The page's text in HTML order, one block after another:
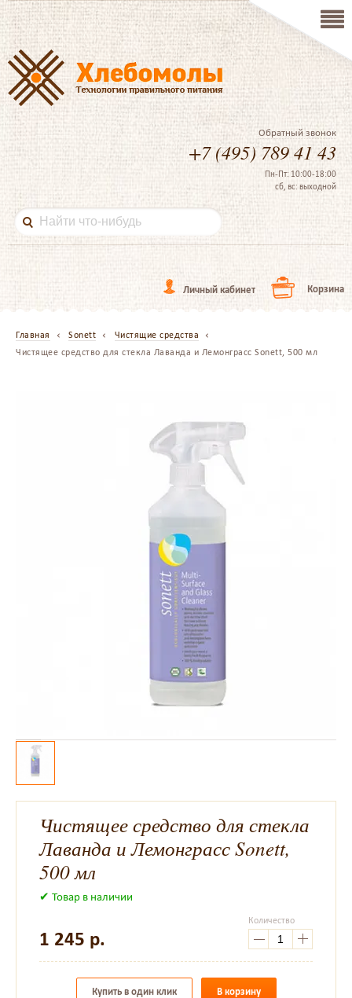
Обратный звонок
+7 (495) 789 41 43
Пн-Пт: 10:00-18:00
сб, вс: выходной
Личный кабинет Корзина
Главная Sonett
Чистящие средства
Чистящее средство для стекла Лаванда и Лемонграсс Sonett, 500 мл
Чистящее средство для стекла
Лаванда и Лемонграсс Sonett,
500 мл
✔ Товар в наличии
1 245 р.
Количество
Купить в один клик В корзину